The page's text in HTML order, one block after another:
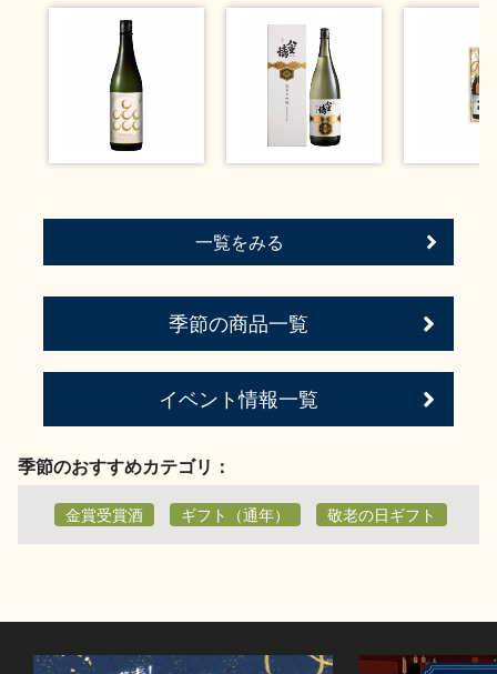
地酒蔵元会WEB展示会 地酒蔵元会利酒会
美味しい地酒の選び方
地酒蔵元会とは
一覧をみる
季節の商品一覧
イベント情報一覧
季節のおすすめカテゴリ：
金賞受賞酒 ギフト（通年） 敬老の日ギフト